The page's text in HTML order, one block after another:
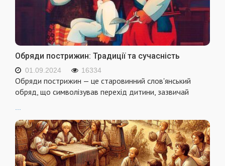
Обряди пострижин: Традиції та сучасність
01.09.2024 16334
Обряди пострижин — це старовинний слов'янський
обряд, що символізував перехід дитини, зазвичай